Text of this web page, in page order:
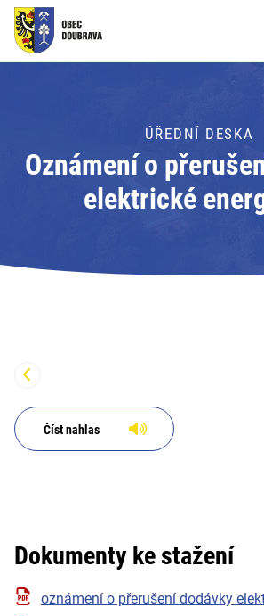
OBECNÍ ÚŘAD
PRO OBČANY
Formuláře ke stažení
PRO TURISTY
ÚŘEDNÍ DESKA
Oznámení o
elektrické
Distribuce,
Číst nahlas
Dokumenty ke stažení
oznámení o přerušení dodávky